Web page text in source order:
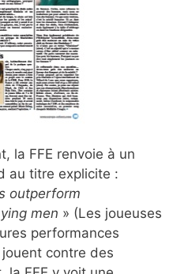
la FFE renvoie à un
au titre explicite :
outperform
men » (Les joueuses
performances
jouent contre des